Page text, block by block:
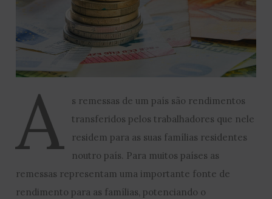
A
s remessas de um país são rendimentos
transferidos pelos trabalhadores que nele
residem para as suas famílias residentes
noutro país. Para muitos países as
remessas representam uma importante fonte de
rendimento para as famílias, potenciando o